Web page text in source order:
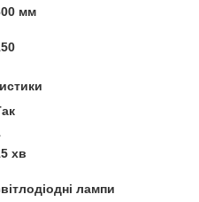
мм
хв
лампи